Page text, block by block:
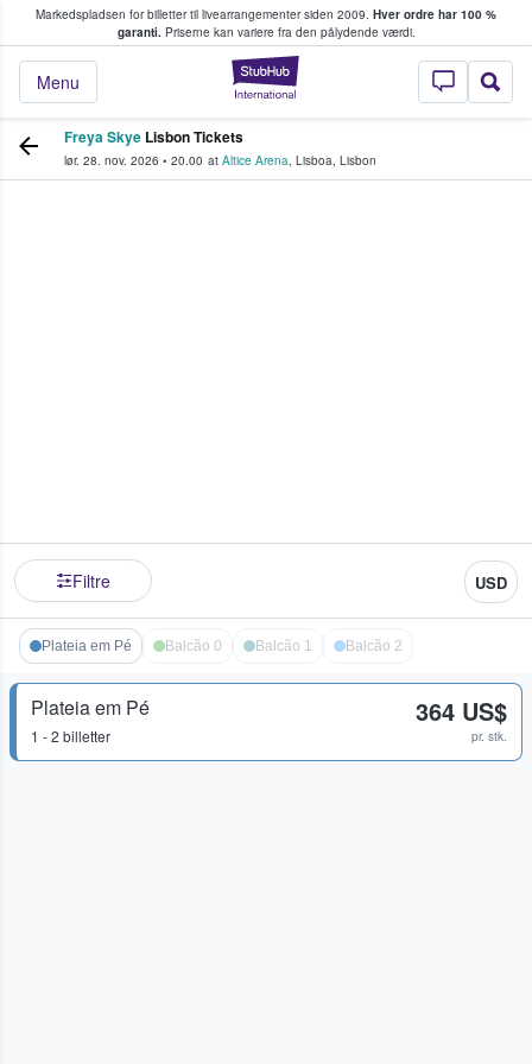
Markedspladsen for billetter til livearrangementer siden 2009. Hver ordre har 100 %
garanti.Priserne kan variere fra den pålydende værdi.
StubHub - Hvor
Menu
køber og sælger billetter
Freya Skye Lisbon Tickets
lør. 28. nov. 2026 • 20.00 at Altice Arena, Lisboa, Lisbon
Filtre USD
Plateia em Pé Balcão 0 Balcão 1 Balcão 2
Plateia em Pé
1 - 2 billetter
364 US$
pr. stk.